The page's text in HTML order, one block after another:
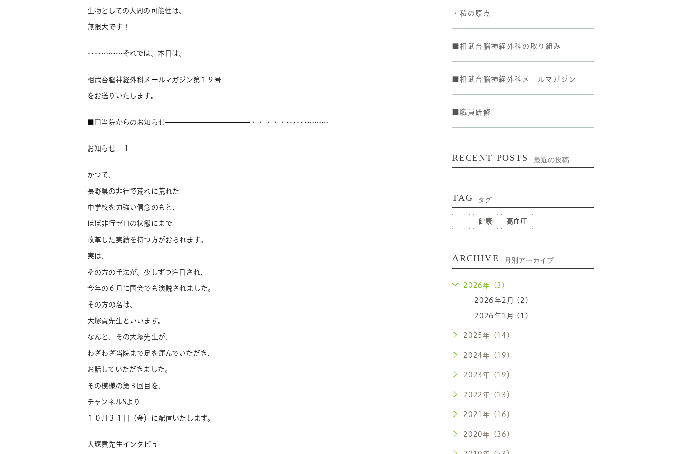
生物としての人間の可能性は、
無限大です！
‥‥………それでは、本日は、
相武台脳神経外科メールマガジン第１９号
をお送りいたします。
■□当院からのお知らせ━━━━━━━━━━━━・・・・・‥‥‥………
お知らせ １
かつて、
長野県の非行で荒れに荒れた
中学校を力強い信念のもと、
ほぼ非行ゼロの状態にまで
改革した実績を持つ方がおられます。
実は、
その方の手法が、少しずつ注目され、
今年の６月に国会でも演説されました。
その方の名は、
大塚貢先生といいます。
なんと、その大塚先生が、
わざわざ当院まで足を運んでいただき、
お話していただきました。
その模様の第３回目を、
チャンネルSより
１０月３１日（金）に配信いたします。
大塚貢先生インタビュー
・私の原点
■相武台脳神経外科の取り組み
■相武台脳神経外科メールマガジン
■職員研修
RECENT POSTS 最近の投稿
TAG タグ
健康 高血圧
ARCHIVE 月別アーカイブ
2026年 (3)
2026年2月 (2)
2026年1月 (1)
2025年 (14)
2024年 (19)
2023年 (19)
2022年 (13)
2021年 (16)
2020年 (36)